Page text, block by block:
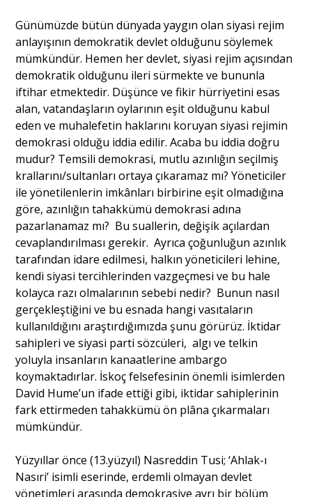
Günümüzde bütün dünyada yaygın olan siyasi rejim
anlayışının demokratik devlet olduğunu söylemek
mümkündür. Hemen her devlet, siyasi rejim açısından
demokratik olduğunu ileri sürmekte ve bununla
iftihar etmektedir. Düşünce ve fikir hürriyetini esas
alan, vatandaşların oylarının eşit olduğunu kabul
eden ve muhalefetin haklarını koruyan siyasi rejimin
demokrasi olduğu iddia edilir. Acaba bu iddia doğru
mudur? Temsili demokrasi, mutlu azınlığın seçilmiş
krallarını/sultanları ortaya çıkaramaz mı? Yöneticiler
ile yönetilenlerin imkânları birbirine eşit olmadığına
göre, azınlığın tahakkümü demokrasi adına
pazarlanamaz mı? Bu suallerin, değişik açılardan
cevaplandırılması gerekir. Ayrıca çoğunluğun azınlık
tarafından idare edilmesi, halkın yöneticileri lehine,
kendi siyasi tercihlerinden vazgeçmesi ve bu hale
kolayca razı olmalarının sebebi nedir? Bunun nasıl
gerçekleştiğini ve bu esnada hangi vasıtaların
kullanıldığını araştırdığımızda şunu görürüz. İktidar
sahipleri ve siyasi parti sözcüleri, algı ve telkin
yoluyla insanların kanaatlerine ambargo
koymaktadırlar. İskoç felsefesinin önemli isimlerden
David Hume’un ifade ettiği gibi, iktidar sahiplerinin
fark ettirmeden tahakkümü ön plâna çıkarmaları
mümkündür.
Yüzyıllar önce (13.yüzyıl) Nasreddin Tusi; ‘Ahlak-ı
Nasıri’ isimli eserinde, erdemli olmayan devlet
yönetimleri arasında demokrasiye ayrı bir bölüm